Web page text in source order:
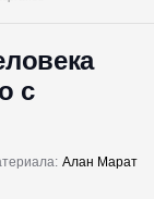
с
Алан Марат